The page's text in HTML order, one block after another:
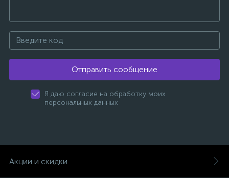
Отправить сообщение
Я даю согласие на обработку моих
персональных данных
Акции и скидки